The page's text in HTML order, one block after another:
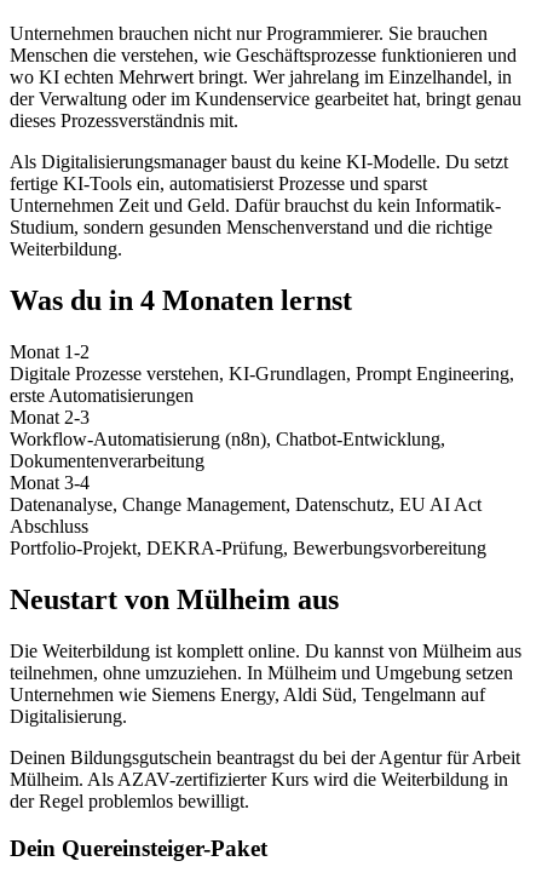
Unternehmen brauchen nicht nur Programmierer. Sie brauchen
Menschen die verstehen, wie Geschäftsprozesse funktionieren und
wo KI echten Mehrwert bringt. Wer jahrelang im Einzelhandel, in
der Verwaltung oder im Kundenservice gearbeitet hat, bringt genau
dieses Prozessverständnis mit.
Als Digitalisierungsmanager baust du keine KI-Modelle. Du setzt
fertige KI-Tools ein, automatisierst Prozesse und sparst
Unternehmen Zeit und Geld. Dafür brauchst du kein Informatik-
Studium, sondern gesunden Menschenverstand und die richtige
Weiterbildung.
Was du in 4 Monaten lernst
Monat 1-2
Digitale Prozesse verstehen, KI-Grundlagen, Prompt Engineering,
erste Automatisierungen
Monat 2-3
Workflow-Automatisierung (n8n), Chatbot-Entwicklung,
Dokumentenverarbeitung
Monat 3-4
Datenanalyse, Change Management, Datenschutz, EU AI Act
Abschluss
Portfolio-Projekt, DEKRA-Prüfung, Bewerbungsvorbereitung
Neustart von Mülheim aus
Die Weiterbildung ist komplett online. Du kannst von Mülheim aus
teilnehmen, ohne umzuziehen. In Mülheim und Umgebung setzen
Unternehmen wie Siemens Energy, Aldi Süd, Tengelmann auf
Digitalisierung.
Deinen Bildungsgutschein beantragst du bei der Agentur für Arbeit
Mülheim. Als AZAV-zertifizierter Kurs wird die Weiterbildung in
der Regel problemlos bewilligt.
Dein Quereinsteiger-Paket